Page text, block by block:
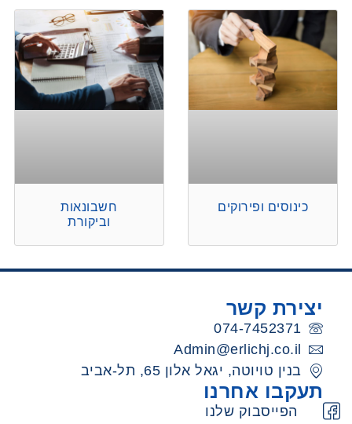
כינוסים ופירוקים
חשבונאות
וביקורת
יצירת קשר
074-7452371
Admin@erlichj.co.il
בנין טויוטה, יגאל אלון 65, תל-אביב
תעקבו אחרנו
הפייסבוק שלנו